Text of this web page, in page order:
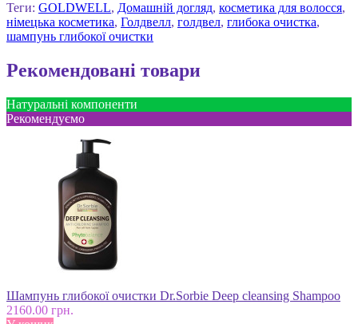
Теги: GOLDWELL, Домашній догляд, косметика для волосся,
німецька косметика, Голдвелл, голдвел, глибока очистка,
шампунь глибокої очистки
Рекомендовані товари
Натуральні компоненти
Рекомендуємо
Шампунь глибокої очистки Dr.Sorbie Deep cleansing Shampoo
2160.00 грн.